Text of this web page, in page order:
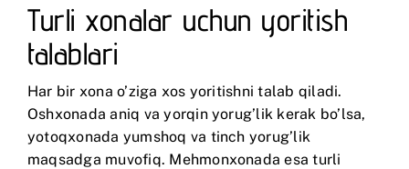
Turli xonalar uchun yoritish
talablari
Har bir xona o’ziga xos yoritishni talab qiladi.
Oshxonada aniq va yorqin yorug’lik kerak bo’lsa,
yotoqxonada yumshoq va tinch yorug’lik
maqsadga muvofiq. Mehmonxonada esa turli